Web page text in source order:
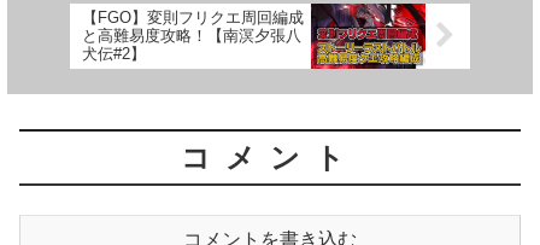
【FGO】変則フリクエ周回編成
と高難易度攻略！【南溟夕張八
犬伝#2】
コメント
コメントを書き込む